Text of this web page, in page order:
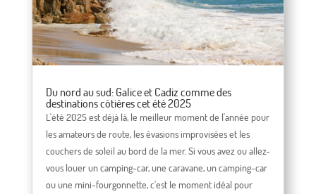
Du nord au sud: Galice et Cadiz comme des
destinations côtières cet été 2025
L'été 2025 est déjà là, le meilleur moment de l'année pour
les amateurs de route, les évasions improvisées et les
couchers de soleil au bord de la mer. Si vous avez ou allez-
vous louer un camping-car, une caravane, un camping-car
ou une mini-fourgonnette, c'est le moment idéal pour